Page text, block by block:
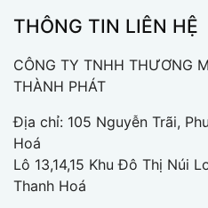
THÔNG TIN LIÊN HỆ
CÔNG TY TNHH THƯƠNG
THÀNH PHÁT
Địa chỉ: 105 Nguyễn Trãi,
Hoá
Lô 13,14,15 Khu Đô Thị Núi
Thanh Hoá